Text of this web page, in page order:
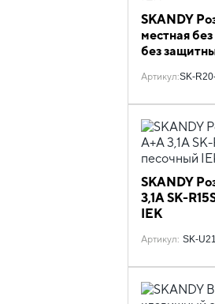
SKANDY
местная
без
песочный
Артикул:SK-
SKANDY
3,1А SK-
IEK
Артикул: SK-